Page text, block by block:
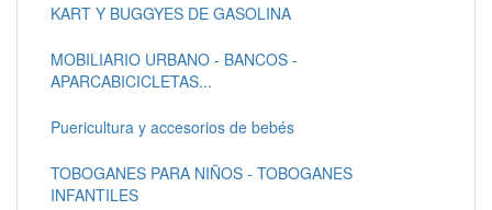
KART Y BUGGYES DE GASOLINA
MOBILIARIO URBANO - BANCOS -
APARCABICICLETAS...
Puericultura y accesorios de bebés
TOBOGANES PARA NIÑOS - TOBOGANES
INFANTILES